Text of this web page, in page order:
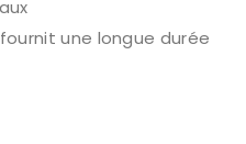
une longue durée